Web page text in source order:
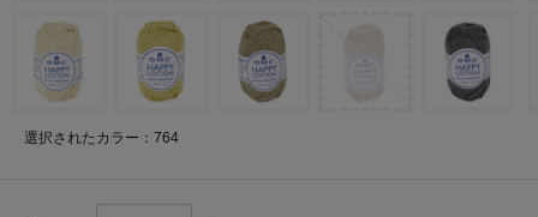
選択されたカラー：764